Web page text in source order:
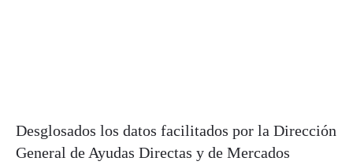
Desglosados los datos facilitados por la Dirección
General de Ayudas Directas y de Mercados